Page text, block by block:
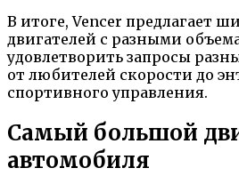
В итоге, Vencer предлагает
двигателей с разными
удовлетворить запросы
от любителей скорости до
спортивного управления.
Самый большой
автомобиля